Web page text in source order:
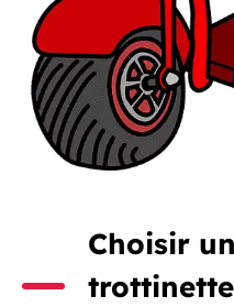
Choisir